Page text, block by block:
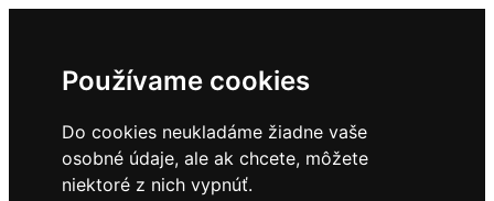
Používame cookies
Do cookies neukladáme žiadne vaše
osobné údaje, ale ak chcete, môžete
niektoré z nich vypnúť.